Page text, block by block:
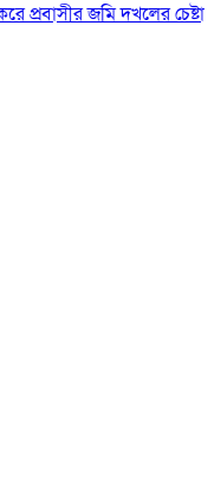
জমি দখলের চেষ্টা|